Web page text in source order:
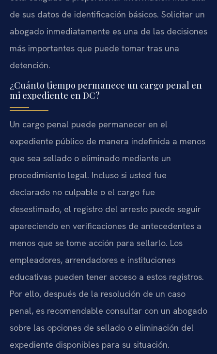
de sus datos de identificación básicos. Solicitar un
abogado inmediatamente es una de las decisiones
más importantes que puede tomar tras una
detención.
¿Cuánto tiempo permanece un cargo penal en
mi expediente en DC?
Un cargo penal puede permanecer en el
expediente público de manera indefinida a menos
que sea sellado o eliminado mediante un
procedimiento legal. Incluso si usted fue
declarado no culpable o el cargo fue
desestimado, el registro del arresto puede seguir
apareciendo en verificaciones de antecedentes a
menos que se tome acción para sellarlo. Los
empleadores, arrendadores e instituciones
educativas pueden tener acceso a estos registros.
Por ello, después de la resolución de un caso
penal, es recomendable consultar con un abogado
sobre las opciones de sellado o eliminación del
expediente disponibles para su situación.